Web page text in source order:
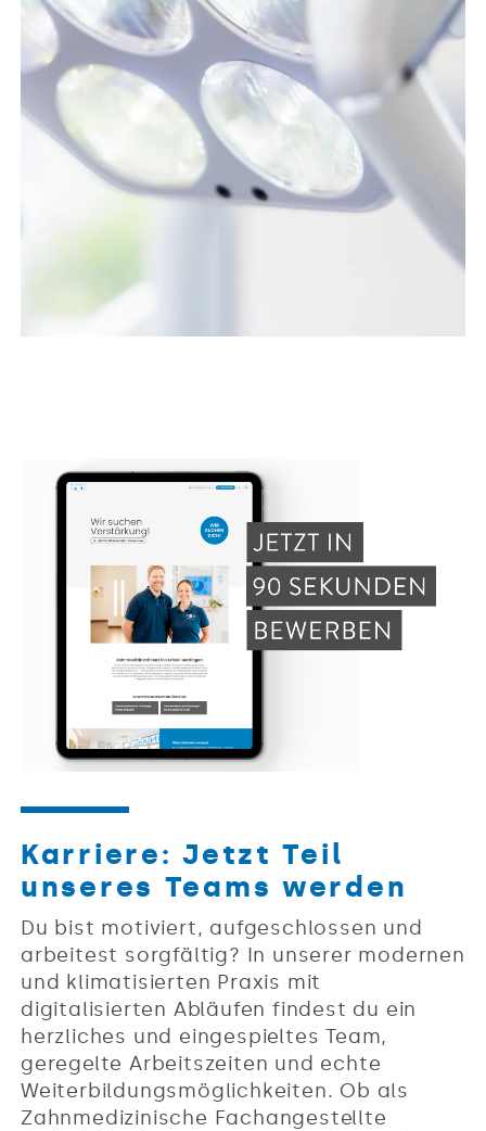
Karriere: Jetzt Teil
unseres Teams werden
Du bist motiviert, aufgeschlossen und
arbeitest sorgfältig? In unserer modernen
und klimatisierten Praxis mit
digitalisierten Abläufen findest du ein
herzliches und eingespieltes Team,
geregelte Arbeitszeiten und echte
Weiterbildungsmöglichkeiten. Ob als
Zahnmedizinische Fachangestellte